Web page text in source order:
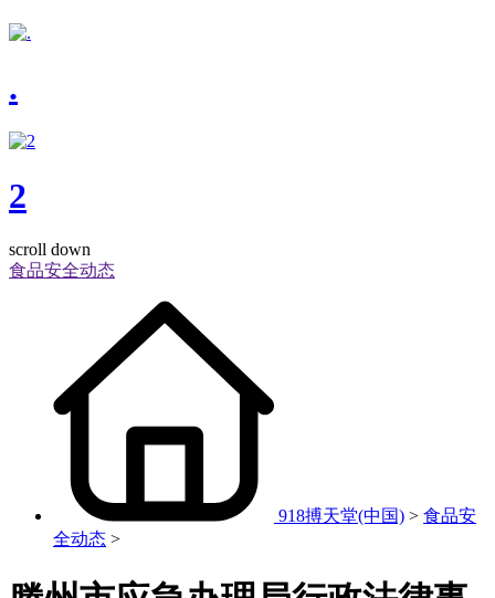
.
2
scroll down
食品安全动态
918搏天堂(中国) > 食品安
全动态 >